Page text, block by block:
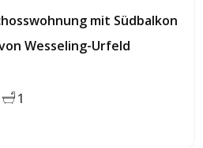
mit Südbalkon
Wesseling-Urfeld
1